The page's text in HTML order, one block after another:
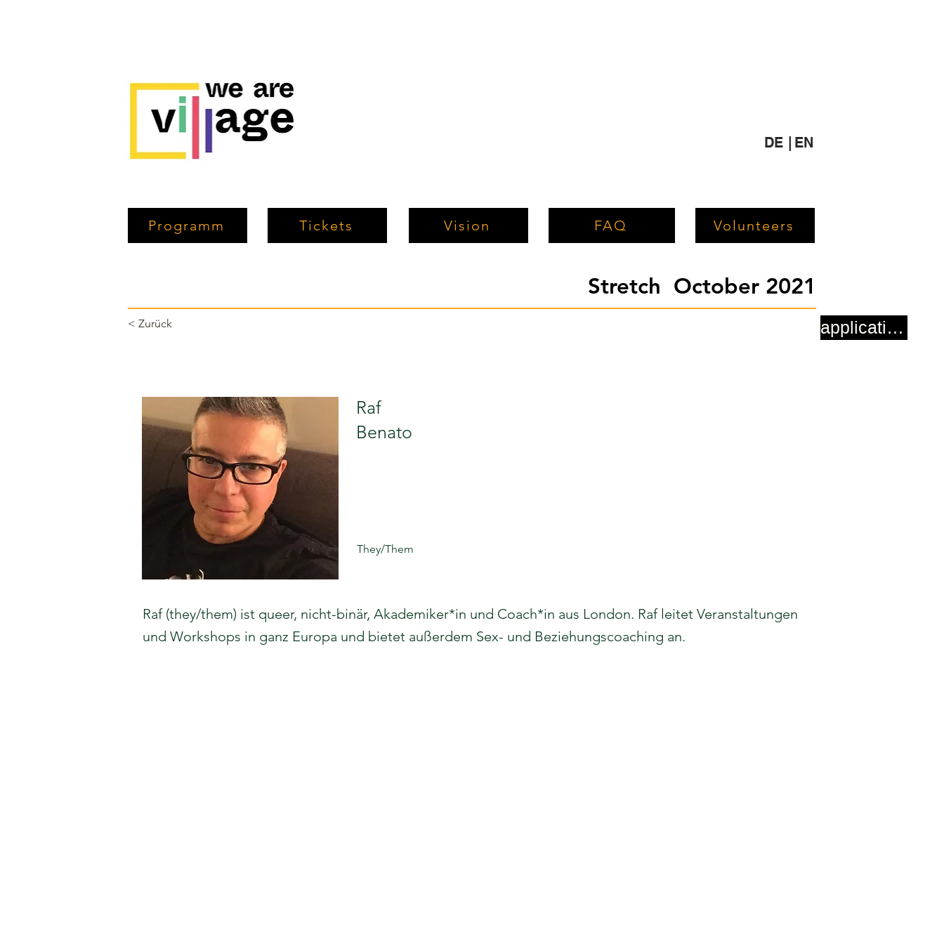
DE | EN
Stretch October 2021
< Zurück
Raf
Benato
They/Them
Raf (they/them) ist queer, nicht-binär, Akademiker*in und Coach*in aus London. Raf leitet Veranstaltungen
und Workshops in ganz Europa und bietet außerdem Sex- und Beziehungscoaching an.
Programm Tickets Vision FAQ Volunteers
application